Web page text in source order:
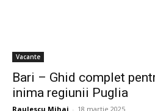
Vacante
Bari – Ghid complet
inima regiunii Puglia
Raulescu Mihai - 18 martie 2025